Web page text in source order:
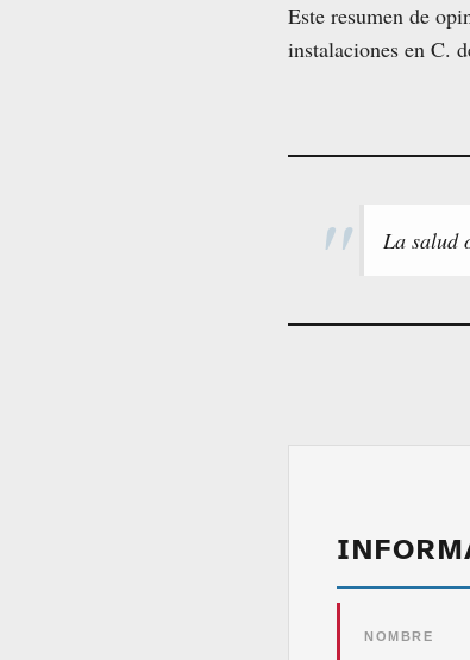
Este resumen de
instalaciones en C.
La salud
NOMBRE